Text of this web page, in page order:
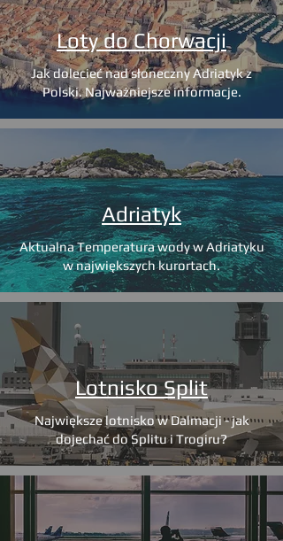
Loty do Chorwacji
Jak dolecieć nad słoneczny Adriatyk z
Polski. Najważniejsze informacje.
Adriatyk
Aktualna Temperatura wody w Adriatyku
w największych kurortach.
Lotnisko Split
Największe lotnisko w Dalmacji - jak
dojechać do Splitu i Trogiru?